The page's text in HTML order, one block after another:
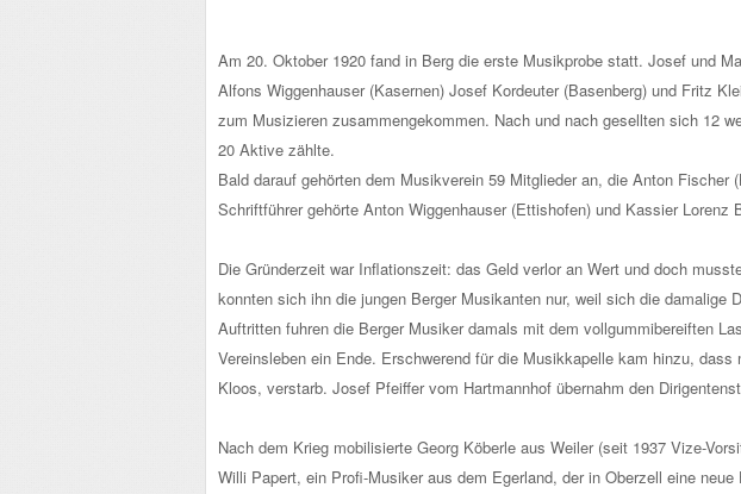
Am 20. Oktober 1920 fand in Berg die erste Musikprobe statt. Josef und
Alfons Wiggenhauser (Kasernen) Josef Kordeuter (Basenberg) und Fritz
zum Musizieren zusammengekommen. Nach und nach gesellten sich 12
20 Aktive zählte.
Bald darauf gehörten dem Musikverein 59 Mitglieder an, die Anton
Schriftführer gehörte Anton Wiggenhauser (Ettishofen) und Kassier
Die Gründerzeit war Inflationszeit: das Geld verlor an Wert und doch
konnten sich ihn die jungen Berger Musikanten nur, weil sich die
Auftritten fuhren die Berger Musiker damals mit dem vollgummibereiften
Vereinsleben ein Ende. Erschwerend für die Musikkapelle kam hinzu,
Kloos, verstarb. Josef Pfeiffer vom Hartmannhof übernahm den
Nach dem Krieg mobilisierte Georg Köberle aus Weiler (seit 1937 Vize-
Willi Papert, ein Profi-Musiker aus dem Egerland, der in Oberzell eine